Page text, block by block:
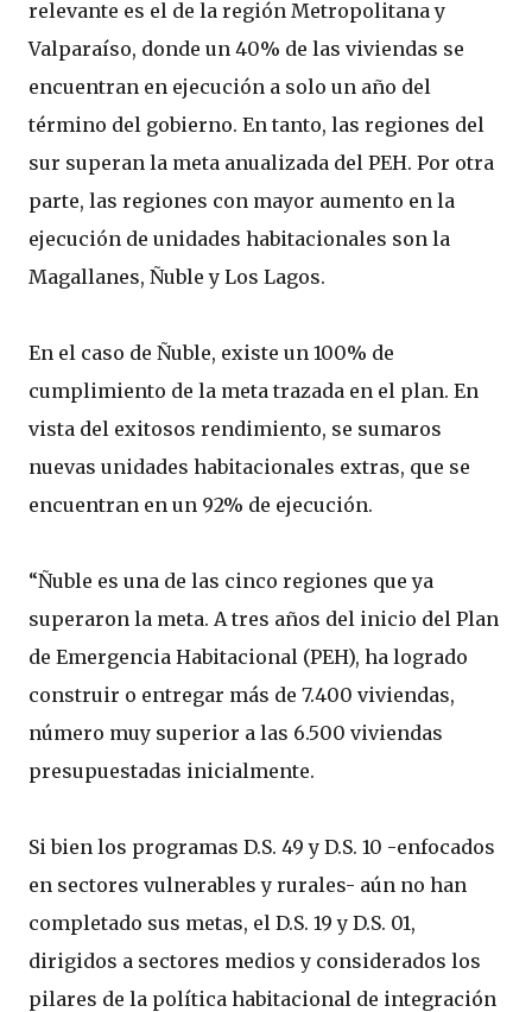
relevante es el de la región Metropolitana y
Valparaíso, donde un 40% de las viviendas se
encuentran en ejecución a solo un año del
término del gobierno. En tanto, las regiones del
sur superan la meta anualizada del PEH. Por otra
parte, las regiones con mayor aumento en la
ejecución de unidades habitacionales son la
Magallanes, Ñuble y Los Lagos.
En el caso de Ñuble, existe un 100% de
cumplimiento de la meta trazada en el plan. En
vista del exitosos rendimiento, se sumaros
nuevas unidades habitacionales extras, que se
encuentran en un 92% de ejecución.
“Ñuble es una de las cinco regiones que ya
superaron la meta. A tres años del inicio del Plan
de Emergencia Habitacional (PEH), ha logrado
construir o entregar más de 7.400 viviendas,
número muy superior a las 6.500 viviendas
presupuestadas inicialmente.
Si bien los programas D.S. 49 y D.S. 10 -enfocados
en sectores vulnerables y rurales- aún no han
completado sus metas, el D.S. 19 y D.S. 01,
dirigidos a sectores medios y considerados los
pilares de la política habitacional de integración